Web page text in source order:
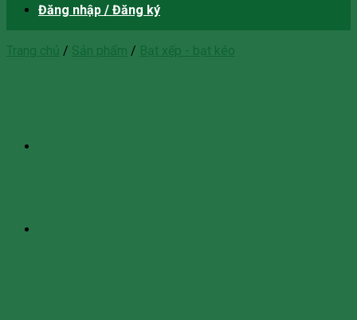
Đăng nhập / Đăng ký
Trang chủ / Sản phẩm / Bạt xếp - bạt kéo